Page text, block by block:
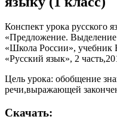
Конспект урока русского
«Предложение.
«Школа России»,
«Русский язык», 2
Цель урока: обобщение
речи,выражающей
Скачать: